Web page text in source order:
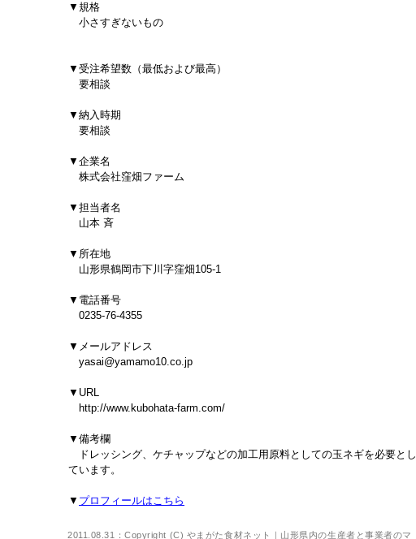
▼規格
小さすぎないもの
▼受注希望数（最低および最高）
要相談
▼納入時期
要相談
▼企業名
株式会社窪畑ファーム
▼担当者名
山本 斉
▼所在地
山形県鶴岡市下川字窪畑105-1
▼電話番号
0235-76-4355
▼メールアドレス
yasai@yamamo10.co.jp
▼URL
http://www.kubohata-farm.com/
▼備考欄
ドレッシング、ケチャップなどの加工用原料としての玉ネギを必要とし
ています。
▼ プロフィールはこちら
2011.08.31：Copyright (C) やまがた食材ネット｜山形県内の生産者と事業者のマ